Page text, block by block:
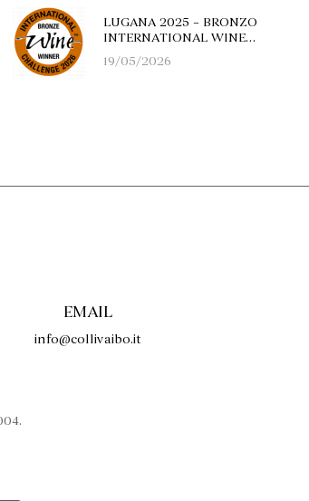
LUGANA 2025 – BRONZO
INTERNATIONAL WINE
CHALLENGE 2026
19/05/2026
EMAIL
info@collivaibo.it